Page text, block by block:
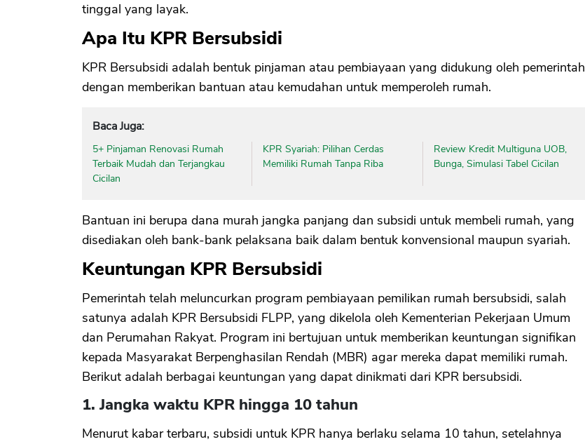
tinggal yang layak.
Apa Itu KPR Bersubsidi
KPR Bersubsidi adalah bentuk pinjaman atau pembiayaan yang didukung oleh pemerintah
dengan memberikan bantuan atau kemudahan untuk memperoleh rumah.
Baca Juga:
5+ Pinjaman Renovasi Rumah
Terbaik Mudah dan Terjangkau
Cicilan
KPR Syariah: Pilihan Cerdas
Memiliki Rumah Tanpa Riba
Review Kredit Multiguna UOB,
Bunga, Simulasi Tabel Cicilan
Bantuan ini berupa dana murah jangka panjang dan subsidi untuk membeli rumah, yang
disediakan oleh bank-bank pelaksana baik dalam bentuk konvensional maupun syariah.
Keuntungan KPR Bersubsidi
Pemerintah telah meluncurkan program pembiayaan pemilikan rumah bersubsidi, salah
satunya adalah KPR Bersubsidi FLPP, yang dikelola oleh Kementerian Pekerjaan Umum
dan Perumahan Rakyat. Program ini bertujuan untuk memberikan keuntungan signifikan
kepada Masyarakat Berpenghasilan Rendah (MBR) agar mereka dapat memiliki rumah.
Berikut adalah berbagai keuntungan yang dapat dinikmati dari KPR bersubsidi.
1. Jangka waktu KPR hingga 10 tahun
Menurut kabar terbaru, subsidi untuk KPR hanya berlaku selama 10 tahun, setelahnya